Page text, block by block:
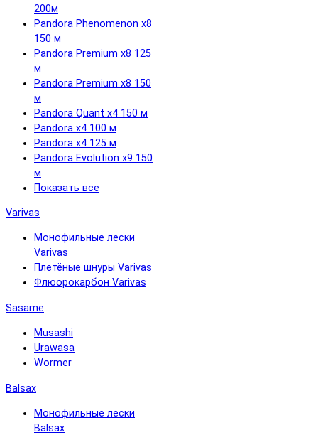
200м
Pandora Phenomenon x8
150 м
Pandora Premium x8 125
м
Pandora Premium x8 150
м
Pandora Quant x4 150 м
Pandora x4 100 м
Pandora x4 125 м
Pandora Evolution x9 150
м
Показать все
Varivas
Монофильные лески
Varivas
Плетёные шнуры Varivas
Флюорокарбон Varivas
Sasame
Musashi
Urawasa
Wormer
Balsax
Монофильные лески
Balsax